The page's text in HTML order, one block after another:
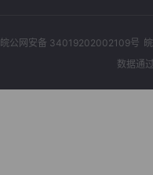
皖公网安备 34019202002109号
数据通